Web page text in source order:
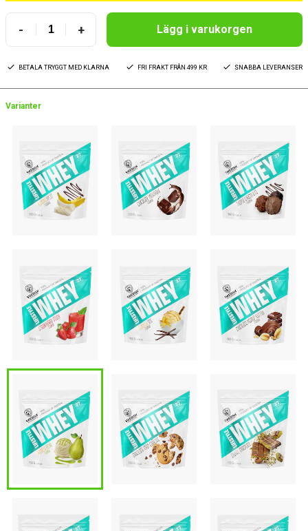
- + Lägg i varukorgen
BETALA TRYGGT MED KLARNA FRI FRAKT FRÅN 499 KR SNABBA LEVERANSER
Varianter